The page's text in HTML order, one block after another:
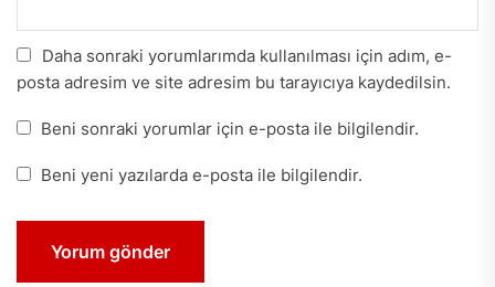
Daha sonraki yorumlarımda kullanılması için adım, e-
posta adresim ve site adresim bu tarayıcıya kaydedilsin.
Beni sonraki yorumlar için e-posta ile bilgilendir.
Beni yeni yazılarda e-posta ile bilgilendir.